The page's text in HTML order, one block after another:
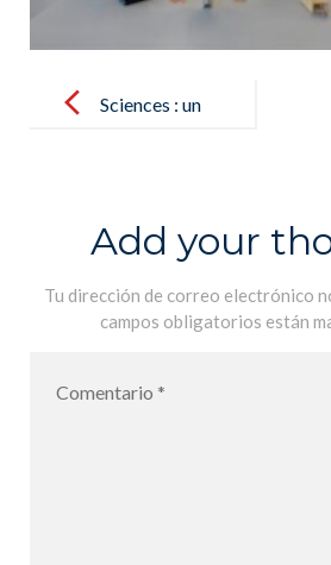
navigationSciences : un
Ciencias : una
última clase
con monsieur
Add your
Tu dirección de correo electrónico
campos obligatorios están